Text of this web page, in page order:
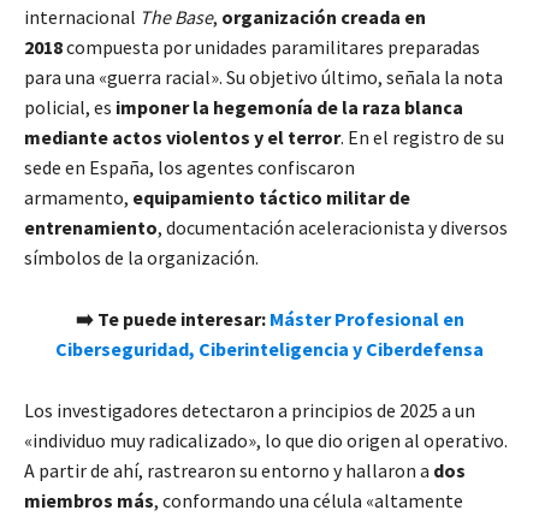
internacional The Base, organización creada en
2018compuesta por unidades paramilitares preparadas
para una «guerra racial». Su objetivo último, señala la nota
policial, es imponer la hegemonía de la raza blanca
mediante actos violentos y el terror. En el registro de su
sede en España, los agentes confiscaron
armamento, equipamiento táctico militar de
entrenamiento, documentación aceleracionista y diversos
símbolos de la organización.
➡️ Te puede interesar: Máster Profesional en
Ciberseguridad, Ciberinteligencia y Ciberdefensa
Los investigadores detectaron a principios de 2025 a un
«individuo muy radicalizado», lo que dio origen al operativo.
A partir de ahí, rastrearon su entorno y hallaron a dos
miembros más, conformando una célula «altamente